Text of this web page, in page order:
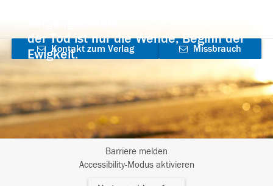
der Tod ist nur die Wende, Beginn der
Ewigkeit.
Kontakt zum Verlag
aufnehmen
Missbrauch
Barriere melden
Accessibility-Modus aktivieren